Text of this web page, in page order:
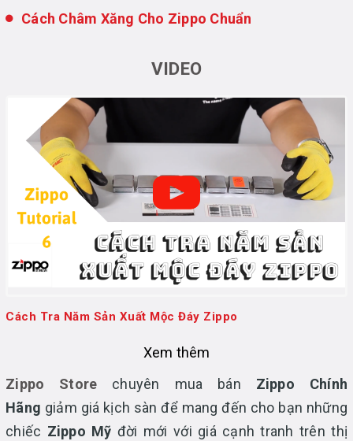
Cách Châm Xăng Cho Zippo Chuẩn
VIDEO
Cách Tra Năm Sản Xuất Mộc Đáy Zippo
Xem thêm
Zippo Store chuyên mua bán Zippo Chính
Hãng giảm giá kịch sàn để mang đến cho bạn những
chiếc Zippo Mỹ đời mới với giá cạnh tranh trên thị